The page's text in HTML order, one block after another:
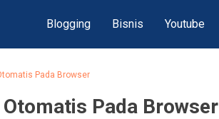
Blogging Bisnis Youtube
Pada Browser
Pada Browser